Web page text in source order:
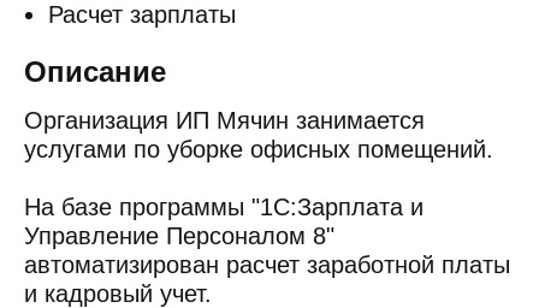
Расчет зарплаты
Описание
Организация ИП Мячин занимается
услугами по уборке офисных помещений.
На базе программы "1С:Зарплата и
Управление Персоналом 8"
автоматизирован расчет заработной платы
и кадровый учет.